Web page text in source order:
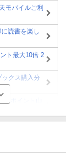
モバイルご利
読書を楽し
ト最大10倍 2
ックス購入分
万ポイント山